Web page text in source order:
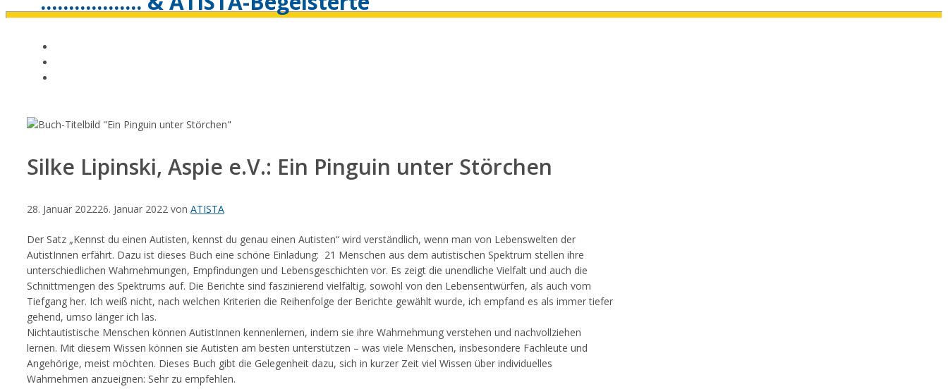
Silke Lipinski, Aspie e.V.: Ein Pinguin unter Störchen
28. Januar 202226. Januar 2022 von ATISTA
Der Satz „Kennst du einen Autisten, kennst du genau einen Autisten“ wird verständlich, wenn man von Lebenswelten der
AutistInnen erfährt. Dazu ist dieses Buch eine schöne Einladung: 21 Menschen aus dem autistischen Spektrum stellen ihre
unterschiedlichen Wahrnehmungen, Empfindungen und Lebensgeschichten vor. Es zeigt die unendliche Vielfalt und auch die
Schnittmengen des Spektrums auf. Die Berichte sind faszinierend vielfältig, sowohl von den Lebensentwürfen, als auch vom
Tiefgang her. Ich weiß nicht, nach welchen Kriterien die Reihenfolge der Berichte gewählt wurde, ich empfand es als immer tiefer
gehend, umso länger ich las.
Nichtautistische Menschen können AutistInnen kennenlernen, indem sie ihre Wahrnehmung verstehen und nachvollziehen
lernen. Mit diesem Wissen können sie Autisten am besten unterstützen – was viele Menschen, insbesondere Fachleute und
Angehörige, meist möchten. Dieses Buch gibt die Gelegenheit dazu, sich in kurzer Zeit viel Wissen über individuelles
Wahrnehmen anzueignen: Sehr zu empfehlen.